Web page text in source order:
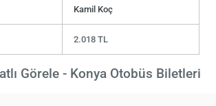
Kamil Koç
2.018 TL
Görele - Konya Otobüs Biletleri